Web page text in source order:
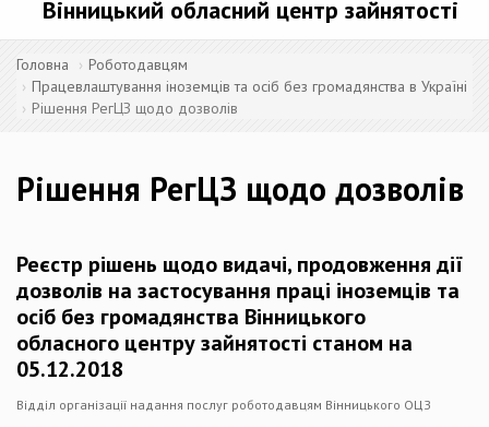
Вінницький обласний центр зайнятості
Головна
Роботодавцям
Працевлаштування іноземців та осіб без громадянства в Україні
Рішення РегЦЗ щодо дозволів
Рішення РегЦЗ щодо дозволів
Реєстр рішень щодо видачі, продовження дії
дозволів на застосування праці іноземців та
осіб без громадянства Вінницького
обласного центру зайнятості станом на
05.12.2018
Відділ організації надання послуг роботодавцям Вінницького ОЦЗ